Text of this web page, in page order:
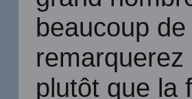
beaucoup
remarquerez
plutôt que la